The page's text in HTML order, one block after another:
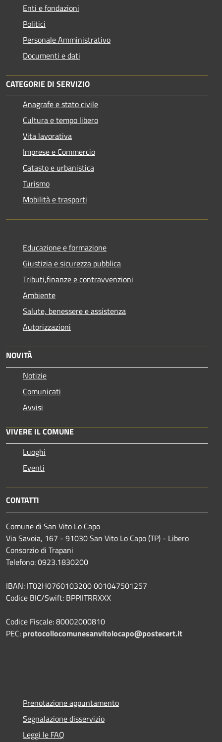
Enti e fondazioni
Politici
Personale Amministrativo
Documenti e dati
CATEGORIE DI SERVIZIO
Anagrafe e stato civile
Cultura e tempo libero
Vita lavorativa
Imprese e Commercio
Catasto e urbanistica
Turismo
Mobilità e trasporti
Educazione e formazione
Giustizia e sicurezza pubblica
Tributi,finanze e contravvenzioni
Ambiente
Salute, benessere e assistenza
Autorizzazioni
NOVITÀ
Notizie
Comunicati
Avvisi
VIVERE IL COMUNE
Luoghi
Eventi
CONTATTI
Comune di San Vito Lo Capo
Via Savoia, 167 - 91030 San Vito Lo Capo (TP) - Libero
Consorzio di Trapani
Telefono: 0923.1830200
IBAN: IT02H0760103200 001047501257
Codice BIC/Swift: BPPIITRRXXX
Codice Fiscale: 80002000810
PEC: protocollocomunesanvitolocapo@postecert.it
Prenotazione appuntamento
Segnalazione disservizio
Leggi le FAQ